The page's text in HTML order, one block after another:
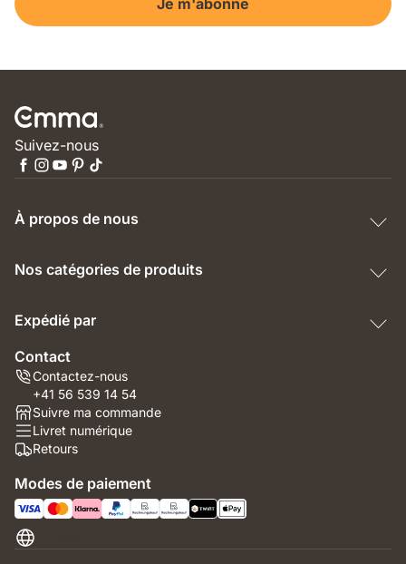
Je m'abonne
Suivez-nous
À propos de nous
Nos catégories de produits
Expédié par
Contact
Contactez-nous
+41 56 539 14 54
Suivre ma commande
Livret numérique
Retours
Modes de paiement